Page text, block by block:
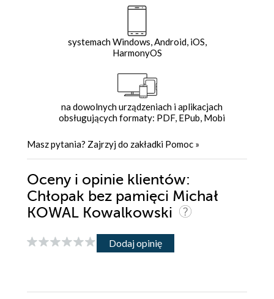
systemach Windows, Android, iOS,
HarmonyOS
na dowolnych urządzeniach i aplikacjach
obsługujących formaty: PDF, EPub, Mobi
Masz pytania? Zajrzyj do zakładki Pomoc »
Oceny i opinie klientów:
Chłopak bez pamięci Michał
KOWAL Kowalkowski
Dodaj opinię